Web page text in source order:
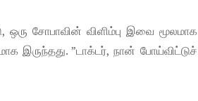
ஒரு சோபாவின் விளிம்பு இவை மூலமாக
இருந்தது. ”டாக்டர், நான் போய்விட்டுச்